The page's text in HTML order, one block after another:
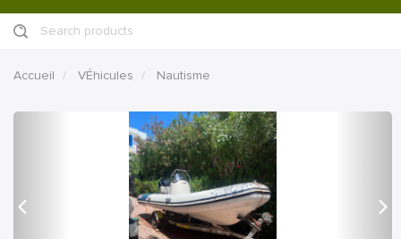
Search products
Accueil VÉhicules Nautisme